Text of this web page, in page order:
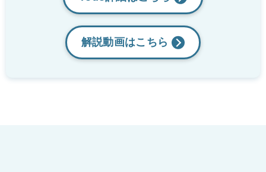
解説動画はこちら